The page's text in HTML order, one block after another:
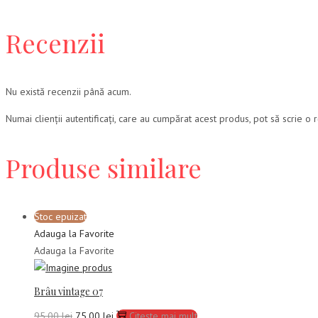
Recenzii
Nu există recenzii până acum.
Numai clienții autentificați, care au cumpărat acest produs, pot să scrie o
Produse similare
Stoc epuizat
Adauga la Favorite
Adauga la Favorite
Brâu vintage 07
Prețul
Prețul